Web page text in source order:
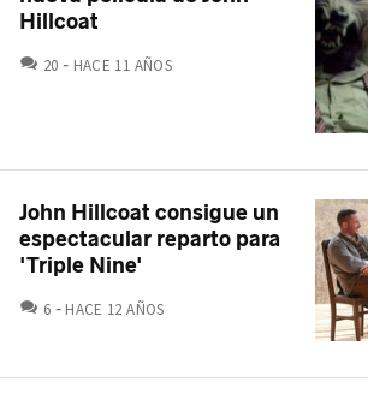
Hillcoat
20 COMENTARIOS
HACE 11 AÑOS
John Hillcoat consigue un
espectacular reparto para
'Triple Nine'
6 COMENTARIOS
HACE 12 AÑOS